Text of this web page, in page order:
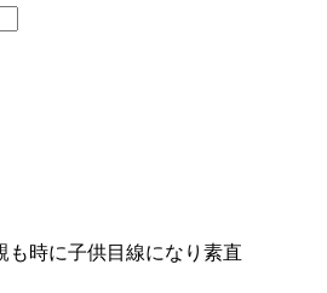
も時に子供目線になり素直